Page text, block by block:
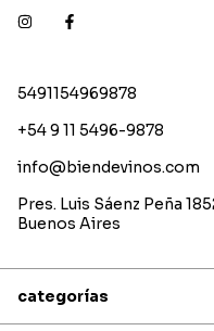
5491154969878
+54 9 11 5496-9878
info@biendevinos.com
Pres. Luis Sáenz Peña
Buenos Aires
categorías